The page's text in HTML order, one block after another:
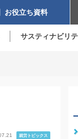
役立ち資料
サスティナビリ
就労トピックス